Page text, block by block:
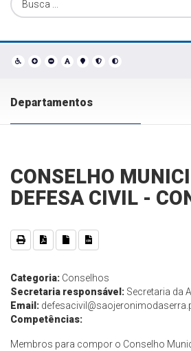
Departamentos
CONSELHO
DEFESA CIVIL -
Categoria: Conselhos
Secretaria responsável: Secretaria da
Email:
Competências:
Membros para compor o Conselho